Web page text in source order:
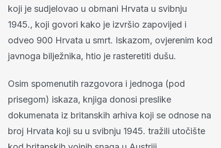
koji je sudjelovao u obmani Hrvata u svibnju
1945., koji govori kako je izvršio zapovijed i
odveo 900 Hrvata u smrt. Iskazom, ovjerenim kod
javnoga bilježnika, htio je rasteretiti dušu.
Osim spomenutih razgovora i jednoga (pod
prisegom) iskaza, knjiga donosi preslike
dokumenata iz britanskih arhiva koji se odnose na
broj Hrvata koji su u svibnju 1945. tražili utočište